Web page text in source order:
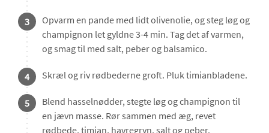
3
Opvarm en pande med lidt olivenolie, og steg løg og
champignon let gyldne 3-4 min. Tag det af varmen,
og smag til med salt, peber og balsamico.
4 Skræl og riv rødbederne groft. Pluk timianbladene.
5
Blend hasselnødder, stegte løg og champignon til
en jævn masse. Rør sammen med æg, revet
rødbede, timian, havregryn, salt og peber.